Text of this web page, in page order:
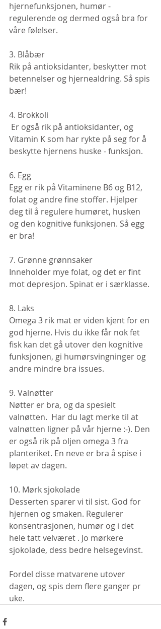
hjernefunksjonen, humør -
regulerende og dermed også bra for
våre følelser.
3. Blåbær
Rik på antioksidanter, beskytter mot
betennelser og hjernealdring. Så spis
bær!
4. Brokkoli
Vitamin K som har rykte på seg for å
beskytte hjernens huske - funksjon.
6. Egg
Egg er rik på Vitaminene B6 og B12,
folat og andre fine stoffer. Hjelper
deg til å regulere humøret, husken
og den kognitive funksjonen. Så egg
er bra!
7. Grønne grønnsaker
Inneholder mye folat, og det er fint
mot depresjon. Spinat er i særklasse.
8. Laks
Omega 3 rik mat er viden kjent for en
god hjerne. Hvis du ikke får nok fet
fisk kan det gå utover den kognitive
funksjonen, gi humørsvingninger og
andre mindre bra issues.
9. Valnøtter
Nøtter er bra, og da spesielt
valnøtten.  Har du lagt merke til at
valnøtten ligner på vår hjerne :-). Den
er også rik på oljen omega 3 fra
planteriket. En neve er bra å spise i
løpet av dagen.
10. Mørk sjokolade
Desserten sparer vi til sist. God for
hjernen og smaken. Regulerer
konsentrasjonen, humør og i det
hele tatt velværet . Jo mørkere
sjokolade, dess bedre helsegevinst.
Fordel disse matvarene utover
dagen, og spis dem flere ganger pr
uke.